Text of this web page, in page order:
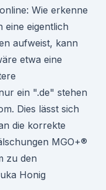
Wie erkenne
eine eigentlich
aufweist, kann
etwa eine
ein ".de" stehen
Dies lässt sich
die korrekte
MGO+®
zu den
Honig